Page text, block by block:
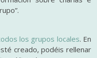
los grupos locales. En
creado, podéis rellenar